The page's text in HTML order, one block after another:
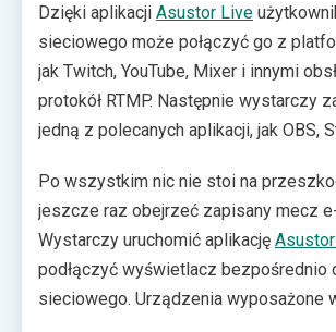
zapisu wielu strumieni wideo
Dzięki aplikacji Asustor Live
sieciowego może połączyć go z
jak Twitch, YouTube, Mixer i innymi
protokół RTMP. Następnie wystarczy
jedną z polecanych aplikacji, jak OBS,
serwisach i jednocześnie zapisywać ją
I to wszystko bez obciążania
Po wszystkim nic nie stoi na
jeszcze raz obejrzeć zapisany mecz
Wystarczy uruchomić aplikację
podłączyć wyświetlacz bezpośrednio
sieciowego. Urządzenia wyposażone
HDMI 2.0a obsługują sprzętowo